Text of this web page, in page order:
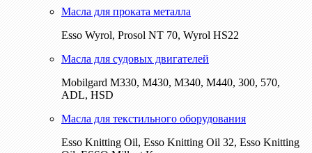
Масла для проката металла
Esso Wyrol, Prosol NT 70, Wyrol HS22
Масла для судовых двигателей
Mobilgard M330, M430, M340, M440, 300, 570,
ADL, HSD
Масла для текстильного оборудования
Esso Knitting Oil, Esso Knitting Oil 32, Esso Knitting